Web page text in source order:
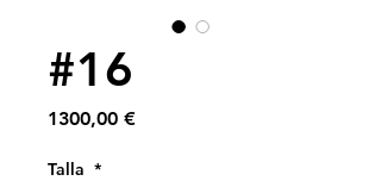
#16
1300,00 €Price
Talla *